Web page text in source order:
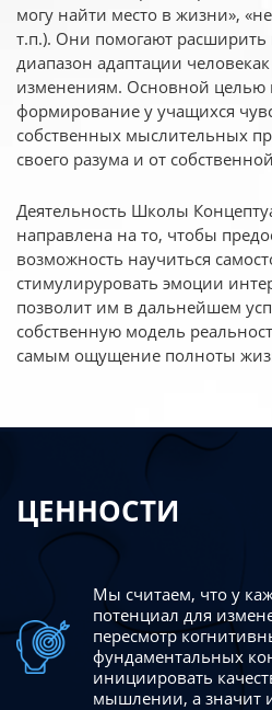
могу найти место в жизни»,
т.п.). Они помогают
диапазон адаптации
изменениям. Основной целью
формирование у учащихся
собственных мыслительных
своего разума и от
Деятельность Школы
направлена на то, чтобы
возможность научиться
стимулируровать эмоции
позволит им в дальнейшем
собственную модель
самым ощущение полноты
ЦЕННОСТИ
Мы считаем, что у
потенциал для
пересмотр
фундаментальных
инициировать
мышлении, а значит